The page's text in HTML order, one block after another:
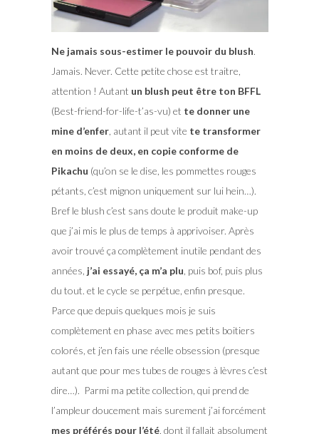
Ne jamais sous-estimer le pouvoir du blush.
Jamais. Never. Cette petite chose est traitre,
attention ! Autant un blush peut être ton BFFL
(Best-friend-for-life-t’as-vu) et te donner une
mine d’enfer, autant il peut vite te transformer
en moins de deux, en copie conforme de
Pikachu (qu’on se le dise, les pommettes rouges
pétants, c’est mignon uniquement sur lui hein…).
Bref le blush c’est sans doute le produit make-up
que j’ai mis le plus de temps à apprivoiser. Après
avoir trouvé ça complètement inutile pendant des
années, j’ai essayé, ça m’a plu , puis bof, puis plus
du tout. et le cycle se perpétue, enfin presque.
Parce que depuis quelques mois je suis
complètement en phase avec mes petits boitiers
colorés, et j’en fais une réelle obsession (presque
autant que pour mes tubes de rouges à lèvres c’est
dire…). Parmi ma petite collection, qui prend de
l’ampleur doucement mais surement j’ai forcément
mes préférés pour l’été, dont il fallait absolument